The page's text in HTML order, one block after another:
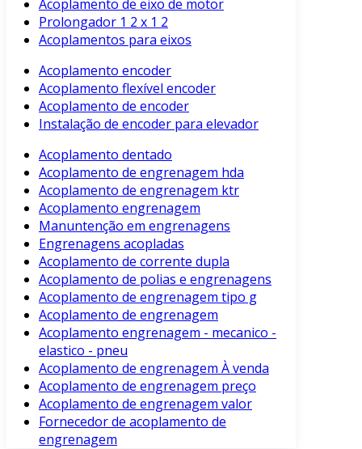
Acoplamento de eixo de motor
Prolongador 1 2 x 1 2
Acoplamentos para eixos
Acoplamento encoder
Acoplamento flexível encoder
Acoplamento de encoder
Instalação de encoder para elevador
Acoplamento dentado
Acoplamento de engrenagem hda
Acoplamento de engrenagem ktr
Acoplamento engrenagem
Manuntenção em engrenagens
Engrenagens acopladas
Acoplamento de corrente dupla
Acoplamento de polias e engrenagens
Acoplamento de engrenagem tipo g
Acoplamento de engrenagem
Acoplamento engrenagem - mecanico -
elastico - pneu
Acoplamento de engrenagem À venda
Acoplamento de engrenagem preço
Acoplamento de engrenagem valor
Fornecedor de acoplamento de
engrenagem